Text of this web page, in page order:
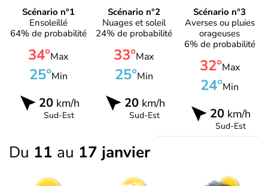
Scénario n°1
Ensoleillé
64% de probabilité
34°Max
25°Min
20km/h
Sud-Est
Scénario n°2
Nuages et soleil
24% de probabilité
33°Max
25°Min
20km/h
Sud-Est
Scénario n°3
Averses ou pluies
orageuses
6% de probabilité
32°Max
24°Min
20 km/h
Sud-Est
Du 11 au 17 janvier